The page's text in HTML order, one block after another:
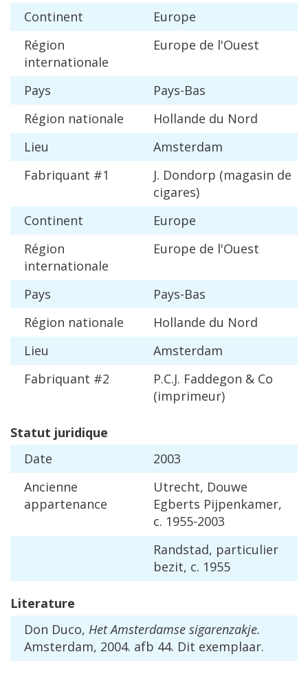
Continent
Europe
Région
internationale
Europe de l'Ouest
Pays Pays-Bas
Région nationale Hollande du Nord
Lieu
Amsterdam
Fabriquant #1 J. Dondorp (magasin de
cigares)
Continent
Europe
Région
internationale
Europe de l'Ouest
Pays Pays-Bas
Région nationale Hollande du Nord
Lieu
Amsterdam
Fabriquant #2 P.C.J. Faddegon & Co
(imprimeur)
Statut juridique
Date
2003
Ancienne
appartenance
Utrecht, Douwe
Egberts Pijpenkamer,
c. 1955-2003
Randstad, particulier
bezit, c. 1955
Literature
Don Duco, Het Amsterdamse sigarenzakje.
Amsterdam, 2004. afb 44. Dit exemplaar.